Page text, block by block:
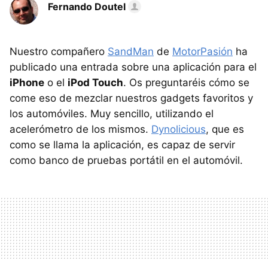
Fernando Doutel
Nuestro compañero SandMan de MotorPasión ha
publicado una entrada sobre una aplicación para el
iPhone o el iPod Touch. Os preguntaréis cómo se
come eso de mezclar nuestros gadgets favoritos y
los automóviles. Muy sencillo, utilizando el
acelerómetro de los mismos. Dynolicious, que es
como se llama la aplicación, es capaz de servir
como banco de pruebas portátil en el automóvil.